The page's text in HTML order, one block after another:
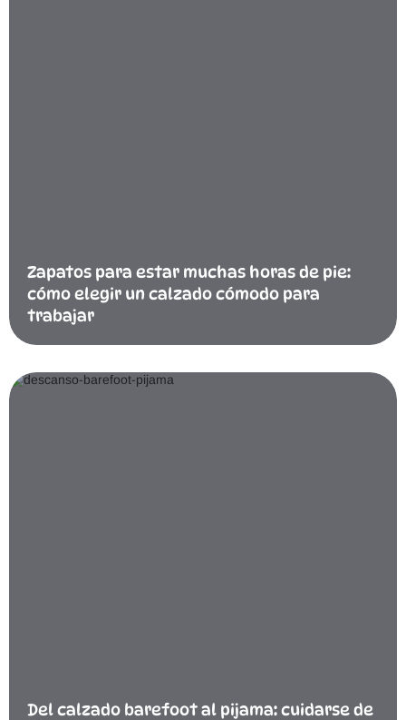
Zapatos para estar muchas horas de pie:
cómo elegir un calzado cómodo para
trabajar
Del calzado barefoot al pijama: cuidarse de